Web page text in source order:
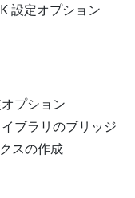
設定オプション
プション
ブラリのブリッジ
スの作成